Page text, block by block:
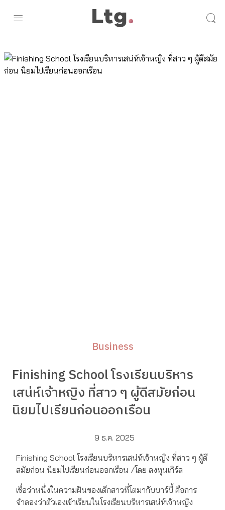
Business
Finishing School โรงเรียนบริหาร
เสน่ห์เจ้าหญิง ที่สาว ๆ ผู้ดีสมัยก่อน
นิยมไปเรียนก่อนออกเรือน
9 ธ.ค. 2025
Finishing School โรงเรียนบริหารเสน่ห์เจ้าหญิง ที่สาว ๆ ผู้ดี
สมัยก่อน นิยมไปเรียนก่อนออกเรือน /โดย ลงทุนเกิร์ล
เชื่อว่าหนึ่งในความฝันของเด็กสาวที่โตมากับบาร์บี้ คือการ
จำลองว่าตัวเองเข้าเรียนในโรงเรียนบริหารเสน่ห์เจ้าหญิง